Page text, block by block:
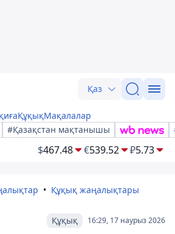
Қаз
ҚұқықМақалалар
#Қазақстан мақтанышы
$467.48 €539.52 ₽5.73
Құқық жаңалықтары
16:29, 17 наурыз 2026
Құқық